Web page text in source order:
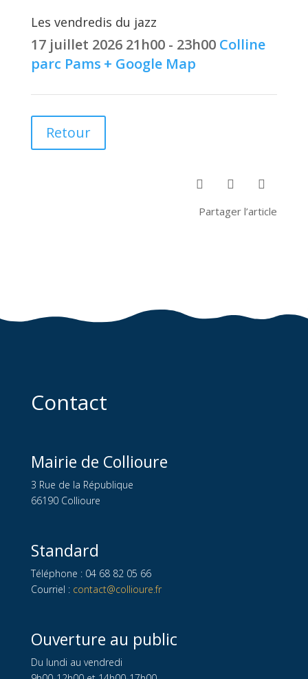
Les vendredis du jazz
17 juillet 2026 21h00 - 23h00 Colline
parc Pams + Google Map
Retour
 

Partager l’article
Contact
Mairie de Collioure
3 Rue de la République
66190 Collioure
Standard
Téléphone : 04 68 82 05 66
Courriel : contact@collioure.fr
Ouverture au public
Du lundi au vendredi